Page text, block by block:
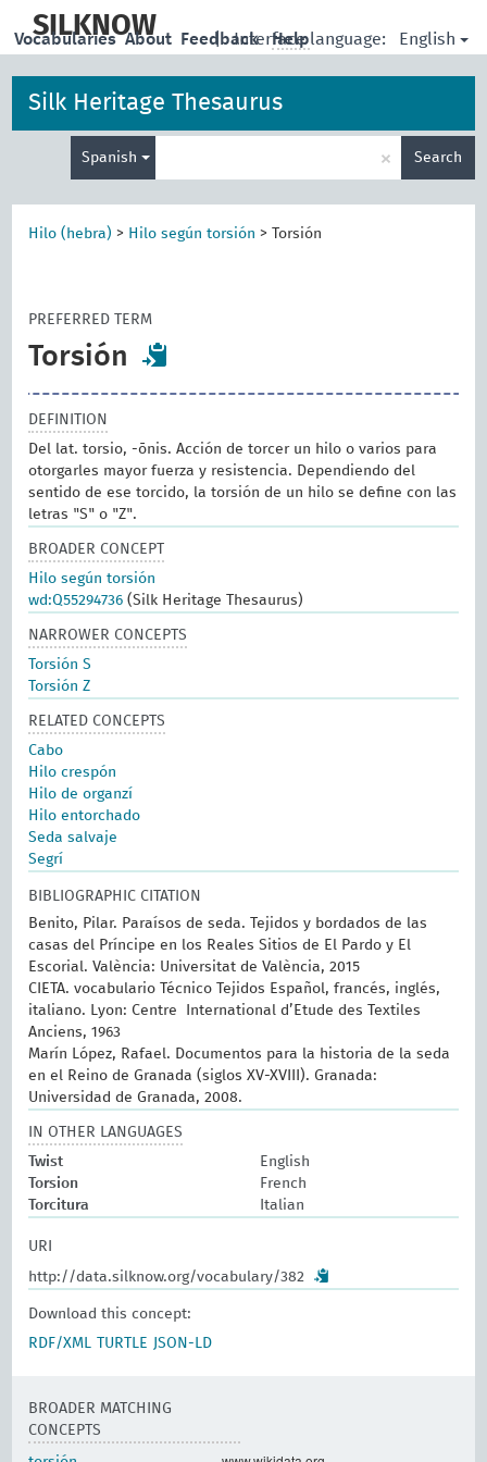
main
SILKNOW | Interface language: English
Vocabularies About Feedback Help
Silk Heritage Thesaurus
Spanish × Search
Hilo (hebra) > Hilo según torsión > Torsión
PREFERRED TERM
Torsión
DEFINITION
Del lat. torsio, -ōnis. Acción de torcer un hilo o varios para
otorgarles mayor fuerza y resistencia. Dependiendo del
sentido de ese torcido, la torsión de un hilo se define con las
letras "S" o "Z".
BROADER CONCEPT
Hilo según torsión
wd:Q55294736 (Silk Heritage Thesaurus)
NARROWER CONCEPTS
Torsión S
Torsión Z
RELATED CONCEPTS
Cabo
Hilo crespón
Hilo de organzí
Hilo entorchado
Seda salvaje
Segrí
BIBLIOGRAPHIC CITATION
Benito, Pilar. Paraísos de seda. Tejidos y bordados de las
casas del Príncipe en los Reales Sitios de El Pardo y El
Escorial. València: Universitat de València, 2015
CIETA. vocabulario Técnico Tejidos Español, francés, inglés,
italiano. Lyon: Centre International d’Etude des Textiles
Anciens, 1963
Marín López, Rafael. Documentos para la historia de la seda
en el Reino de Granada (siglos XV-XVIII). Granada:
Universidad de Granada, 2008.
IN OTHER LANGUAGES
Twist
English
Torsion
French
Torcitura
Italian
URI
http://data.silknow.org/vocabulary/382
Download this concept:
RDF/XML
TURTLE JSON-LD
BROADER MATCHING
CONCEPTS